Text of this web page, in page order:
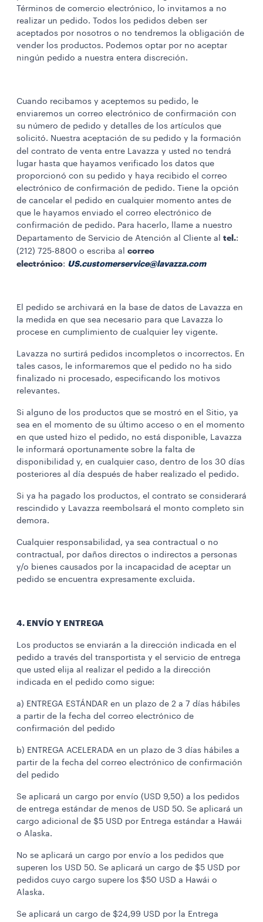
Términos de comercio electrónico, lo invitamos a no
realizar un pedido. Todos los pedidos deben ser
aceptados por nosotros o no tendremos la obligación de
vender los productos. Podemos optar por no aceptar
ningún pedido a nuestra entera discreción.
Cuando recibamos y aceptemos su pedido, le
enviaremos un correo electrónico de confirmación con
su número de pedido y detalles de los artículos que
solicitó. Nuestra aceptación de su pedido y la formación
del contrato de venta entre Lavazza y usted no tendrá
lugar hasta que hayamos verificado los datos que
proporcionó con su pedido y haya recibido el correo
electrónico de confirmación de pedido. Tiene la opción
de cancelar el pedido en cualquier momento antes de
que le hayamos enviado el correo electrónico de
confirmación de pedido. Para hacerlo, llame a nuestro
Departamento de Servicio de Atención al Cliente al tel.:
(212) 725-8800 o escriba al correo
electrónico: US.customerservice@lavazza.com
El pedido se archivará en la base de datos de Lavazza en
la medida en que sea necesario para que Lavazza lo
procese en cumplimiento de cualquier ley vigente.
Lavazza no surtirá pedidos incompletos o incorrectos. En
tales casos, le informaremos que el pedido no ha sido
finalizado ni procesado, especificando los motivos
relevantes.
Si alguno de los productos que se mostró en el Sitio, ya
sea en el momento de su último acceso o en el momento
en que usted hizo el pedido, no está disponible, Lavazza
le informará oportunamente sobre la falta de
disponibilidad y, en cualquier caso, dentro de los 30 días
posteriores al día después de haber realizado el pedido.
Si ya ha pagado los productos, el contrato se considerará
rescindido y Lavazza reembolsará el monto completo sin
demora.
Cualquier responsabilidad, ya sea contractual o no
contractual, por daños directos o indirectos a personas
y/o bienes causados por la incapacidad de aceptar un
pedido se encuentra expresamente excluida.
4. ENVÍO Y ENTREGA
Los productos se enviarán a la dirección indicada en el
pedido a través del transportista y el servicio de entrega
que usted elija al realizar el pedido a la dirección
indicada en el pedido como sigue:
a) ENTREGA ESTÁNDAR en un plazo de 2 a 7 días hábiles
a partir de la fecha del correo electrónico de
confirmación del pedido
b) ENTREGA ACELERADA en un plazo de 3 días hábiles a
partir de la fecha del correo electrónico de confirmación
del pedido
Se aplicará un cargo por envío (USD 9,50) a los pedidos
de entrega estándar de menos de USD 50. Se aplicará un
cargo adicional de $5 USD por Entrega estándar a Hawái
o Alaska.
No se aplicará un cargo por envío a los pedidos que
superen los USD 50. Se aplicará un cargo de $5 USD por
pedidos cuyo cargo supere los $50 USD a Hawái o
Alaska.
Se aplicará un cargo de $24,99 USD por la Entrega